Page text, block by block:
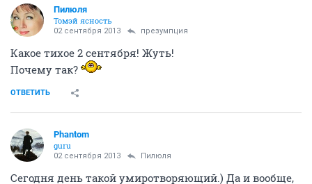
Пилюля
Томэй ясность
02 сентября 2013 презумпция
Какое тихое 2 сентября! Жуть!
Почему так?
ОТВЕТИТЬ
Phantom
guru
02 сентября 2013 Пилюля
Сегодня день такой умиротворяющий.) Да и вообще,